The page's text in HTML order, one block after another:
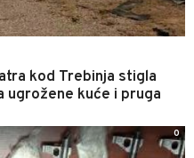
kod Trebinja stigla
ugrožene kuće i pruga
0